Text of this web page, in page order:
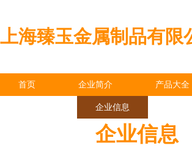
上海臻玉金属制品有限
首页 企业简介 产品大全
企业信息
企业信息